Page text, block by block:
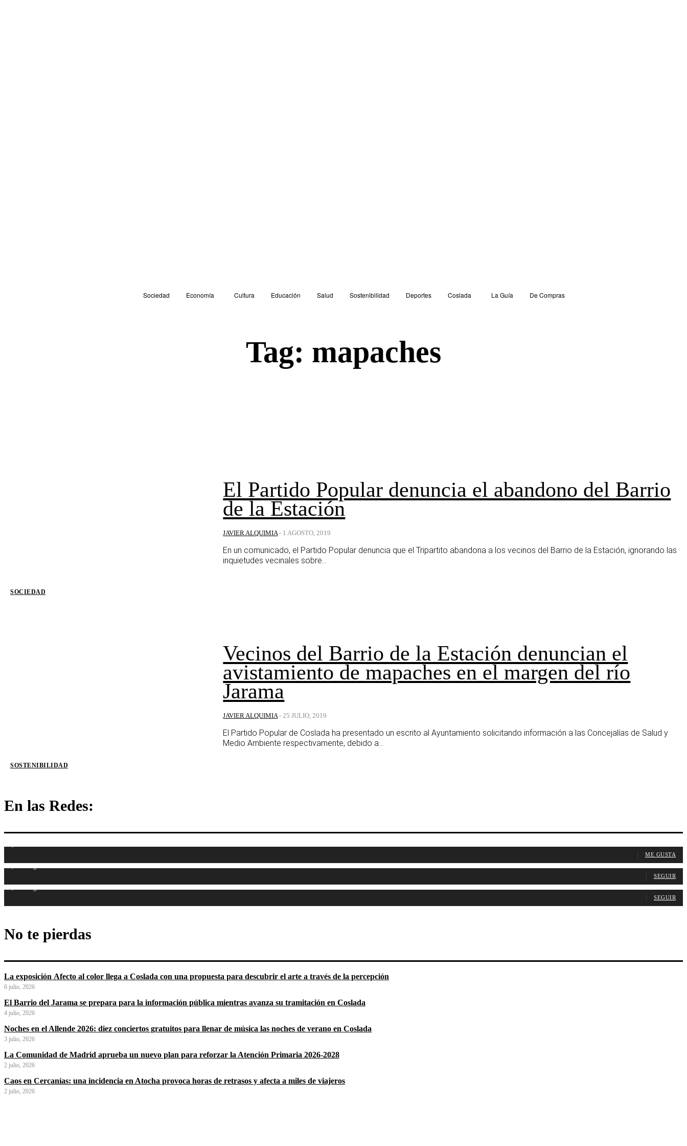
Sociedad Economía Cultura Educación Salud Sostenibilidad Deportes Coslada La Guía De Compras
Tag: mapaches
SOCIEDAD
El Partido Popular denuncia el abandono del Barrio
de la Estación
JAVIER ALQUIMIA - 1 AGOSTO, 2019
En un comunicado, el Partido Popular denuncia que el Tripartito abandona a los vecinos del Barrio de la Estación, ignorando las
inquietudes vecinales sobre...
SOSTENIBILIDAD
Vecinos del Barrio de la Estación denuncian el
avistamiento de mapaches en el margen del río
Jarama
JAVIER ALQUIMIA - 25 JULIO, 2019
El Partido Popular de Coslada ha presentado un escrito al Ayuntamiento solicitando información a las Concejalías de Salud y
Medio Ambiente respectivamente, debido a...
En las Redes:
ME GUSTA
SEGUIR
SEGUIR
No te pierdas
La exposición Afecto al color llega a Coslada con una propuesta para descubrir el arte a través de la percepción
6 julio, 2026
El Barrio del Jarama se prepara para la información pública mientras avanza su tramitación en Coslada
4 julio, 2026
Noches en el Allende 2026: diez conciertos gratuitos para llenar de música las noches de verano en Coslada
3 julio, 2026
La Comunidad de Madrid aprueba un nuevo plan para reforzar la Atención Primaria 2026-2028
2 julio, 2026
Caos en Cercanías: una incidencia en Atocha provoca horas de retrasos y afecta a miles de viajeros
2 julio, 2026